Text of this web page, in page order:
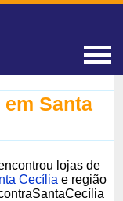
Santa
lojas de
Cecília e região